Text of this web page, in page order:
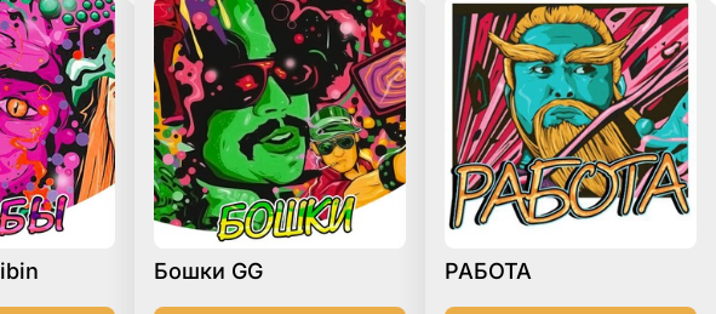
Бошки GG РАБОТА